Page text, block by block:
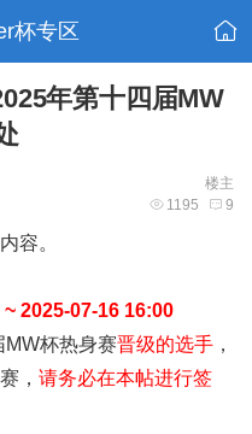
杯专区
年第十四届MW
楼主
1195 9
容。
2025-07-16 16:00
杯热身赛晋级的选手 ，
， 请务必在本帖进行签